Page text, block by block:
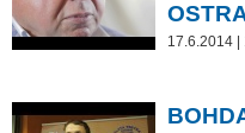
17.6.2014 |